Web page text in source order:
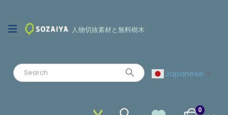
人物切抜素材と無料樹木
Japanese ▼
0